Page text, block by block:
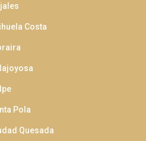
Costa
Pola
Quesada